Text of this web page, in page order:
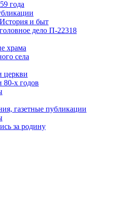
года
и быт
дело П-22318
храма
села
церкви
х годов
газетные публикации
за родину